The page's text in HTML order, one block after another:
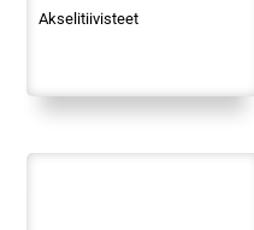
Akselitiivisteet